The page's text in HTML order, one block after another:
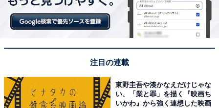
注目の連載
東野圭吾や湊かなえだけじゃな
い、「業と罪」を描く『映画ち
いかわ』から強く連想した映画